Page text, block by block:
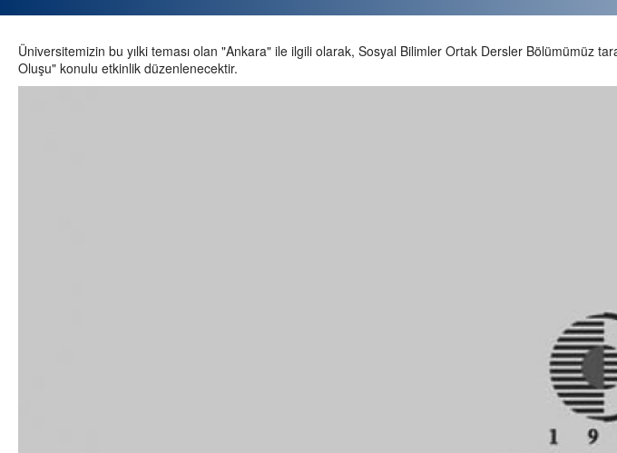
Üniversitemizin bu yılki teması olan "Ankara" ile ilgili olarak, Sosyal Bilimler Ortak Dersler Bölümümüz
Oluşu" konulu etkinlik düzenlenecektir.